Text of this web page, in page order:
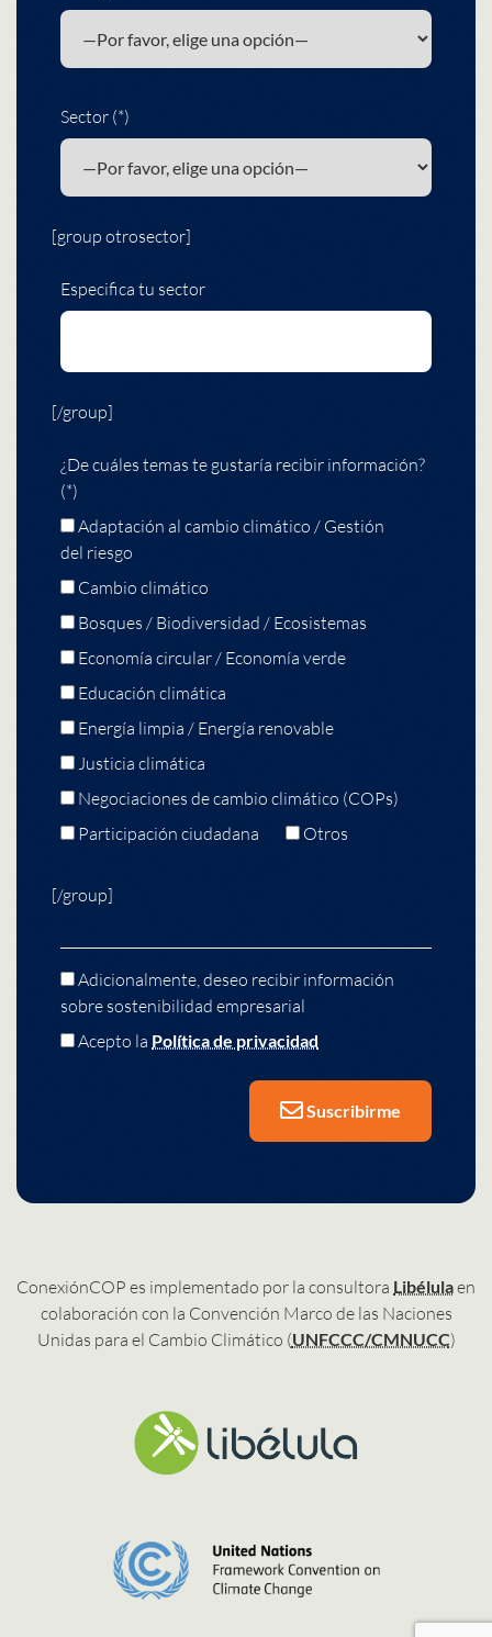
Sector (*)
[group otrosector]
Especifica tu sector
[/group]
¿De cuáles temas te gustaría recibir información?
(*)
Adaptación al cambio climático / Gestión
del riesgo
Cambio climático
Bosques / Biodiversidad / Ecosistemas
Economía circular / Economía verde
Educación climática
Energía limpia / Energía renovable
Justicia climática
Negociaciones de cambio climático (COPs)
Participación ciudadana
Otros
[/group]
Adicionalmente, deseo recibir información
sobre sostenibilidad empresarial
Acepto la Política de privacidad
Suscribirme
ConexiónCOP es implementado por la consultora Libélulaen
colaboración con la Convención Marco de las Naciones
Unidas para el Cambio Climático (UNFCCC/CMNUCC)